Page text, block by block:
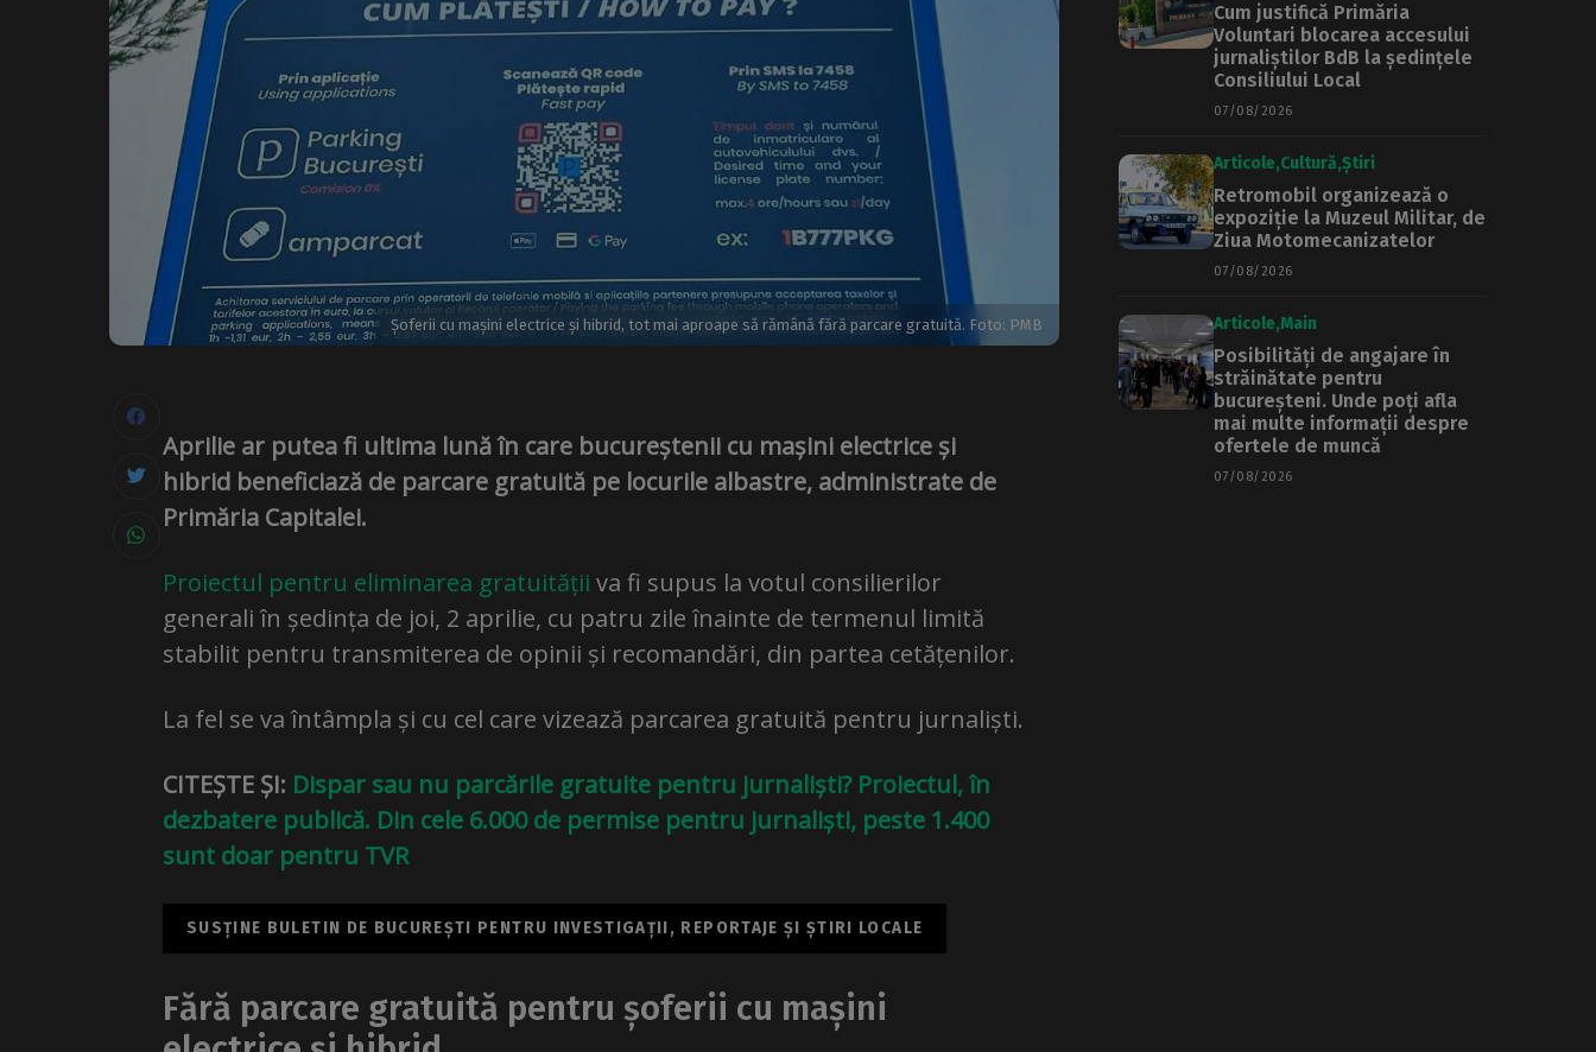
Șoferii cu mașini electrice și hibrid, tot mai aproape să rămână fără parcare gratuită. Foto: PMB
Aprilie ar putea fi ultima lună în care bucureștenii cu mașini electrice și
hibrid beneficiază de parcare gratuită pe locurile albastre, administrate de
Primăria Capitalei.
Proiectul pentru eliminarea gratuității va fi supus la votul consilierilor
generali în ședința de joi, 2 aprilie, cu patru zile înainte de termenul limită
stabilit pentru transmiterea de opinii și recomandări, din partea cetățenilor.
La fel se va întâmpla și cu cel care vizează parcarea gratuită pentru jurnaliști.
CITEȘTE ȘI: Dispar sau nu parcările gratuite pentru jurnaliști? Proiectul, în
dezbatere publică. Din cele 6.000 de permise pentru jurnaliști, peste 1.400
sunt doar pentru TVR
SUSȚINE BULETIN DE BUCUREȘTI PENTRU INVESTIGAȚII, REPORTAJE ȘI ȘTIRI LOCALE
Fără parcare gratuită pentru șoferii cu mașini
Cum justifică Primăria
Voluntari blocarea accesului
jurnaliștilor BdB la ședințele
Consiliului Local
07/08/2026
Articole Cultură Știri
Retromobil organizează o
expoziție la Muzeul Militar, de
Ziua Motomecanizatelor
07/08/2026
Articole Main
Posibilități de angajare în
străinătate pentru
bucureșteni. Unde poți afla
mai multe informații despre
ofertele de muncă
07/08/2026